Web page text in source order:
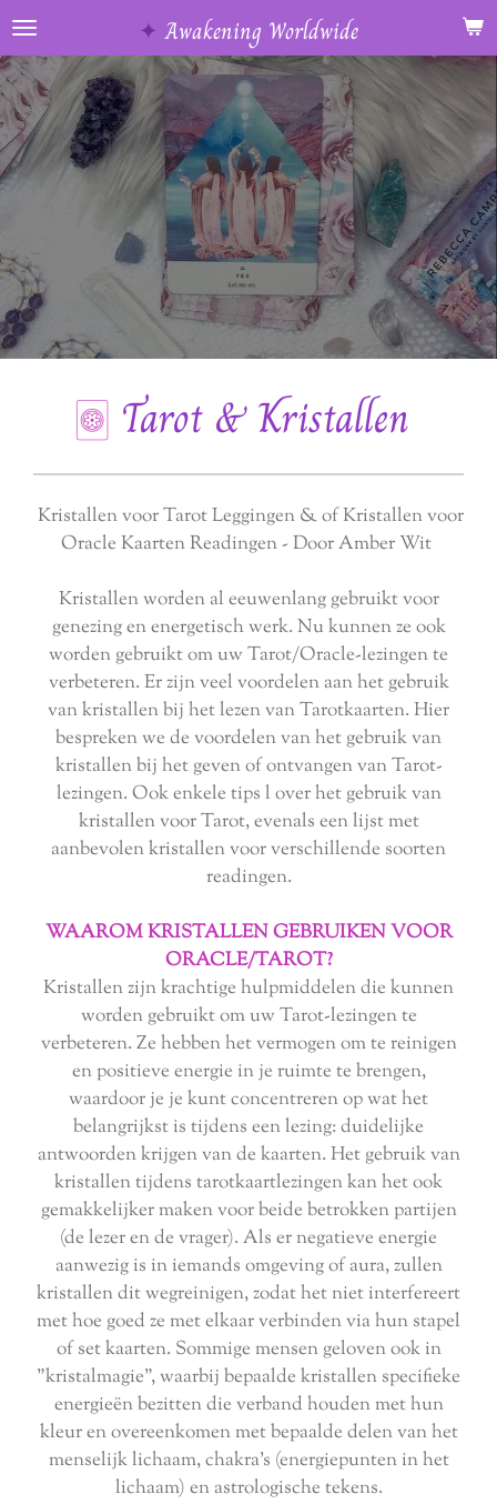
Ga
direct
naar
de
hoofdinhoud
✦ Awakening Worldwide
🀙 Tarot & Kristallen
Kristallen voor Tarot Leggingen & of Kristallen voor
Oracle Kaarten Readingen - Door Amber Wit
Kristallen worden al eeuwenlang gebruikt voor
genezing en energetisch werk. Nu kunnen ze ook
worden gebruikt om uw Tarot/Oracle-lezingen te
verbeteren. Er zijn veel voordelen aan het gebruik
van kristallen bij het lezen van Tarotkaarten. Hier
bespreken we de voordelen van het gebruik van
kristallen bij het geven of ontvangen van Tarot-
lezingen. Ook enkele tips l over het gebruik van
kristallen voor Tarot, evenals een lijst met
aanbevolen kristallen voor verschillende soorten
readingen.
WAAROM KRISTALLEN GEBRUIKEN VOOR
ORACLE/TAROT?
Kristallen zijn krachtige hulpmiddelen die kunnen
worden gebruikt om uw Tarot-lezingen te
verbeteren. Ze hebben het vermogen om te reinigen
en positieve energie in je ruimte te brengen,
waardoor je je kunt concentreren op wat het
belangrijkst is tijdens een lezing: duidelijke
antwoorden krijgen van de kaarten. Het gebruik van
kristallen tijdens tarotkaartlezingen kan het ook
gemakkelijker maken voor beide betrokken partijen
(de lezer en de vrager). Als er negatieve energie
aanwezig is in iemands omgeving of aura, zullen
kristallen dit wegreinigen, zodat het niet interfereert
met hoe goed ze met elkaar verbinden via hun stapel
of set kaarten. Sommige mensen geloven ook in
"kristalmagie", waarbij bepaalde kristallen specifieke
energieën bezitten die verband houden met hun
kleur en overeenkomen met bepaalde delen van het
menselijk lichaam, chakra's (energiepunten in het
lichaam) en astrologische tekens.